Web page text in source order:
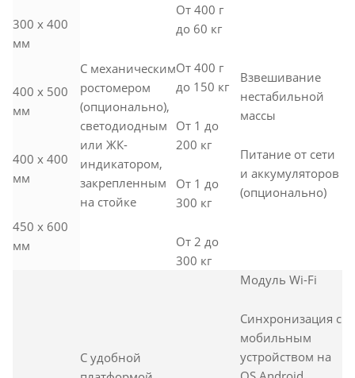
300 х 400
мм
С механическим
ростомером
(опционально),
светодиодным
или ЖК-
индикатором,
закрепленным
на стойке
От 400 г
до 60 кг
От 400 г
до 150 кг
От 1 до
200 кг
От 1 до
300 кг
От 2 до
300 кг
Взвешивание
нестабильной
массы
Питание от сети
и аккумуляторов
(опционально)
400 х 500
мм
400 х 400
мм
450 x 600
мм
C удобной
Модуль Wi-Fi
Синхронизация с
мобильным
устройством на